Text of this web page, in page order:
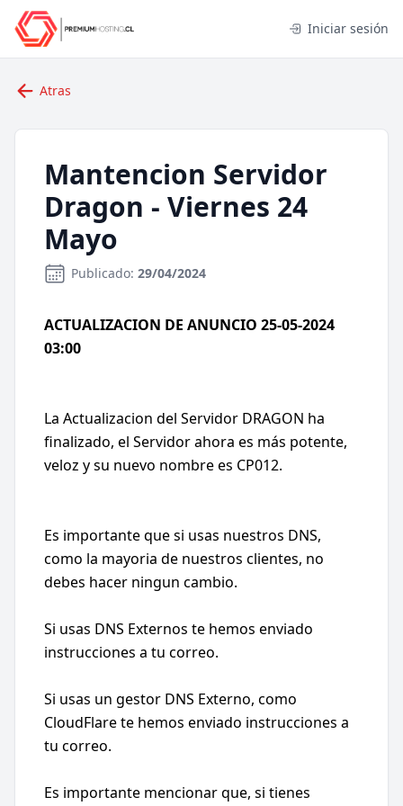
Iniciar sesión
Atras
Mantencion Servidor
Dragon - Viernes 24
Mayo
Publicado: 29/04/2024
ACTUALIZACION DE ANUNCIO 25-05-2024
03:00
La Actualizacion del Servidor DRAGON ha
finalizado, el Servidor ahora es más potente,
veloz y su nuevo nombre es CP012.
Es importante que si usas nuestros DNS,
como la mayoria de nuestros clientes, no
debes hacer ningun cambio.
Si usas DNS Externos te hemos enviado
instrucciones a tu correo.
Si usas un gestor DNS Externo, como
CloudFlare te hemos enviado instrucciones a
tu correo.
Es importante mencionar que, si tienes